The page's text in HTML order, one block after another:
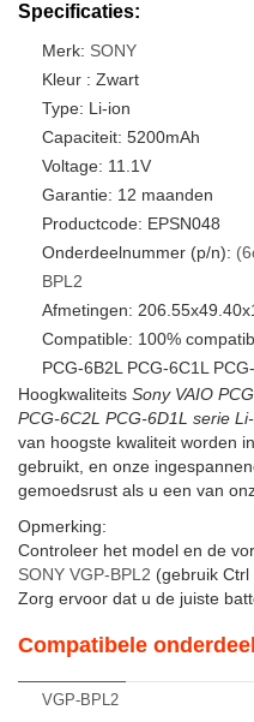
Specificaties:
Merk: SONY
Kleur : Zwart
Type: Li-ion
Capaciteit: 5200mAh
Voltage: 11.1V
Garantie: 12 maanden
Productcode: EPSN048
Onderdeelnummer (p/n):
BPL2
Afmetingen:
Compatible: 100%
PCG-6B2L PCG-6C1L
Hoogkwaliteits Sony VAIO
PCG-6C2L PCG-6D1L serie
van hoogste kwaliteit worden
gebruikt, en onze
gemoedsrust als u een van
Opmerking:
Controleer het model en de
SONY VGP-BPL2 (gebruik Ctrl
Zorg ervoor dat u de juiste
Compatibele
VGP-BPL2